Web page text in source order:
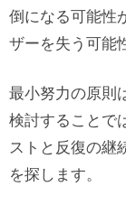
倒になる可能性
ザーを失う可能
最小努力の原則
検討することで
ストと反復の継
を探します。